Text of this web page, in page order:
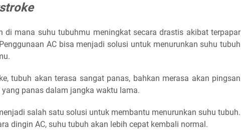
di mana suhu tubuhmu meningkat secara drastis akibat terpapar
AC bisa menjadi solusi untuk menurunkan suhu tubuh
tubuh akan terasa sangat panas, bahkan merasa akan pingsan
panas dalam jangka waktu lama.
salah satu solusi untuk membantu menurunkan suhu tubuh.
dingin AC, suhu tubuh akan lebih cepat kembali normal.